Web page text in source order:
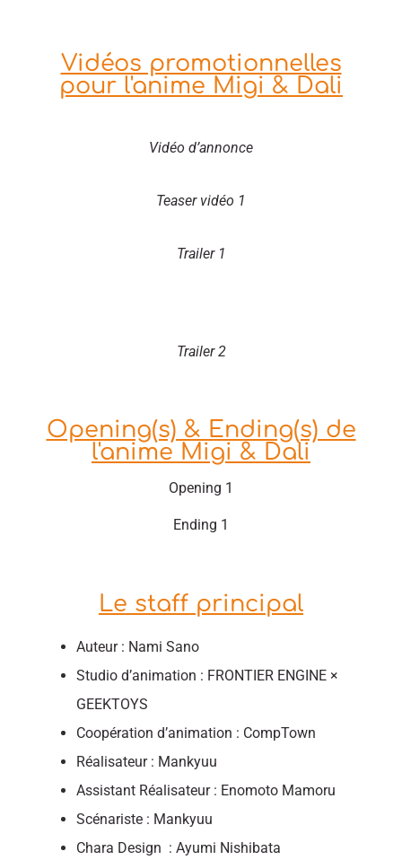
Vidéos promotionnelles
pour l'anime Migi & Dali
Vidéo d’annonce
Teaser vidéo 1
Trailer 1
Trailer 2
Opening(s) & Ending(s) de
l'anime Migi & Dali
Opening 1
Ending 1
Le staff principal
Auteur : Nami Sano
Studio d’animation : FRONTIER ENGINE ×
GEEKTOYS
Coopération d’animation : CompTown
Réalisateur : Mankyuu
Assistant Réalisateur : Enomoto Mamoru
Scénariste : Mankyuu
Chara Design : Ayumi Nishibata